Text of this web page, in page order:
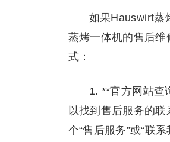
如果Hauswirt蒸
蒸烤一体机的售后
式：
1. **官方网站查
以找到售后服务的
个“售后服务”或“联